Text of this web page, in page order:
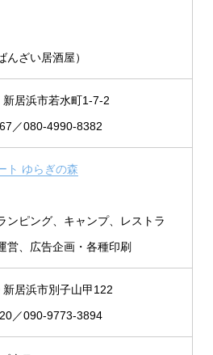
んざい居酒屋）
居浜市若水町1-7-2
／080-4990-8382
ト ゆらぎの森
ンピング、キャンプ、レストラ
営、広告企画・各種印刷
居浜市別子山甲122
／090-9773-3894